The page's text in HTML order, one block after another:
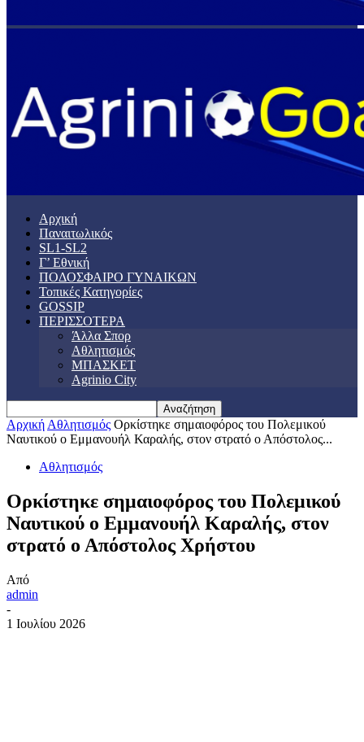
Αρχική
Παναιτωλικός
SL1-SL2
Γ’ Εθνική
ΠΟΔΟΣΦΑΙΡΟ ΓΥΝΑΙΚΩΝ
Τοπικές Κατηγορίες
GOSSIP
ΠΕΡΙΣΣΟΤΕΡΑ
Άλλα Σπορ
Αθλητισμός
ΜΠΑΣΚΕΤ
Agrinio City
Αρχική Αθλητισμός Ορκίστηκε σημαιοφόρος του Πολεμικού
Ναυτικού ο Εμμανουήλ Καραλής, στον στρατό ο Απόστολος...
Αθλητισμός
Ορκίστηκε σημαιοφόρος του Πολεμικού
Ναυτικού ο Εμμανουήλ Καραλής, στον
στρατό ο Απόστολος Χρήστου
Από
admin
-
1 Ιουλίου 2026